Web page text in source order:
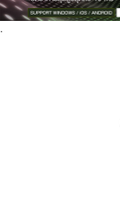
.